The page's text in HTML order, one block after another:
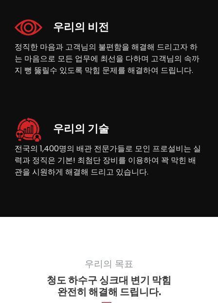
우리의 비전
정직한 마음과 고객님의 불편함을 해결해 드리고자 하
는 마음으로 모든 업무에 최선을 다하며 고객님의 속까
지 뻥 뚫릴수 있도록 막힘 문제를 해결하여 드립니다.
우리의 기술
전국의 1,400명의 배관 전문가들로 모인 프로설비는 실
력과 정직은 기본! 최첨단 장비를 이용하여 꽉 막힌 배
관을 시원하게 해결해 드리고 있습니다.
우리의 목표
청도 하수구 싱크대 변기 막힘
완전히 해결해 드립니다.